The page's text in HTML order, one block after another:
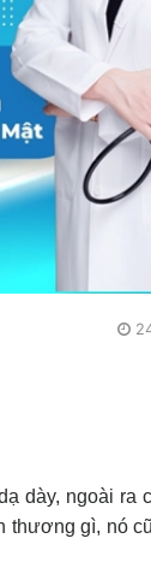
dày, ngoài ra
thương gì, nó